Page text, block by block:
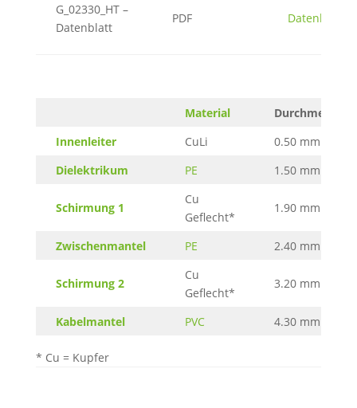
G_02330_HT –
Datenblatt
PDF Datenblatt
Material
Durchmesser
Innenleiter
CuLi
0.50 mm
Dielektrikum
PE 1.50 mm
Schirmung 1
Cu
Geflecht*
1.90 mm
Zwischenmantel PE 2.40 mm
Schirmung 2
Cu
Geflecht*
3.20 mm
Kabelmantel PVC 4.30 mm
* Cu = Kupfer